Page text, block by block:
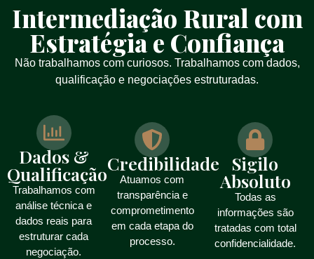
Intermediação Rural com
Estratégia e Confiança
Não trabalhamos com curiosos. Trabalhamos com dados,
qualificação e negociações estruturadas.
Dados &
Qualificação
Trabalhamos com
análise técnica e
dados reais para
estruturar cada
negociação.
Credibilidade
Atuamos com
transparência e
comprometimento
em cada etapa do
processo.
Sigilo
Absoluto
Todas as
informações são
tratadas com total
confidencialidade.